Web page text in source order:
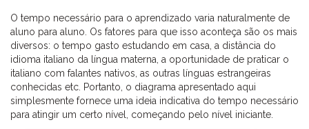
O tempo necessário para o aprendizado varia naturalmente de
aluno para aluno. Os fatores para que isso aconteça são os mais
diversos: o tempo gasto estudando em casa, a distância do
idioma italiano da língua materna, a oportunidade de praticar o
italiano com falantes nativos, as outras línguas estrangeiras
conhecidas etc. Portanto, o diagrama apresentado aqui
simplesmente fornece uma ideia indicativa do tempo necessário
para atingir um certo nível, começando pelo nível iniciante.